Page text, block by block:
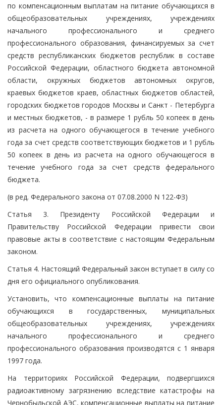
по компенсационным выплатам на питание обучающихся в
общеобразовательных учреждениях, учреждениях
начального профессионального и среднего
профессионального образования, финансируемых за счет
средств республиканских бюджетов республик в составе
Российской Федерации, областного бюджета автономной
области, окружных бюджетов автономных округов,
краевых бюджетов краев, областных бюджетов областей,
городских бюджетов городов Москвы и Санкт - Петербурга
и местных бюджетов, - в размере 1 рубль 50 копеек в день
из расчета на одного обучающегося в течение учебного
года за счет средств соответствующих бюджетов и 1 рубль
50 копеек в день из расчета на одного обучающегося в
течение учебного года за счет средств федерального
бюджета.
(в ред. Федерального закона от 07.08.2000 N 122-ФЗ)
Статья 3. Президенту Российской Федерации и
Правительству Российской Федерации привести свои
правовые акты в соответствие с настоящим Федеральным
законом.
Статья 4. Настоящий Федеральный закон вступает в силу со
дня его официального опубликования.
Установить, что компенсационные выплаты на питание
обучающихся в государственных, муниципальных
общеобразовательных учреждениях, учреждениях
начального профессионального и среднего
профессионального образования производятся с 1 января
1997 года.
На территориях Российской Федерации, подвергшихся
радиоактивному загрязнению вследствие катастрофы на
Чернобыльской АЭС, компенсационные выплаты на питание